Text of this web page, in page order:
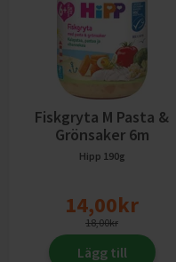
Fiskgryta M Pasta &
Grönsaker 6m
Hipp 190g
14,00kr
18,00kr
Lägg till